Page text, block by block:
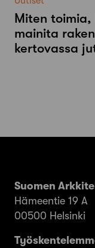
Miten toimia,
mainita
kertovassa
Suomen
Hämeentie 19 A
00500 Helsinki